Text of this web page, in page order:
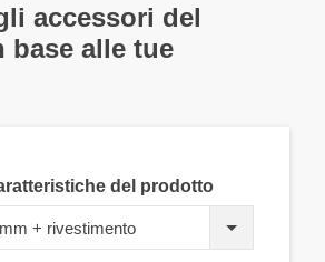
accessori del
base alle tue
del prodotto
+ rivestimento